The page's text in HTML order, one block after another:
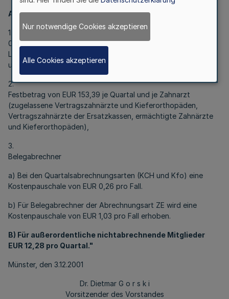
A) für abrechnende Mitglieder:
1.
0,9 % (IV/01 bis III/02) der über die KZVWL abgerechneten
Leistungen einschließlich Material- und Laboratoriumskosten
und
2.
Festbetrag von EUR 153,39 je Quartal und je Zahnarzt
(zugelassene Vertragszahnärzte und Kieferorthopäden,
Vertragszahnärzte der Ersatzkassen, ermächtigte Zahnärzte
und Kieferorthopäden),
3.
Belegabrechner
a) Bei den Quartalsabrechnungsarten (KCH und Kfo) eine
Kostenpauschale von EUR 0,26 pro Fall.
b) Für Belegabrechner der Abrechnungsart ZE wird eine
Kostenpauschale von EUR 1,03 pro Fall erhoben.
B) Für außerordentliche nichtabrechnende Mitglieder
EUR 12,28 pro Quartal."
Münster, den 3.12.2001
Dr. Dietmar G o r s k i
Vorsitzender des Vorstandes
Nur notwendige Cookies akzeptieren
Alle Cookies akzeptieren